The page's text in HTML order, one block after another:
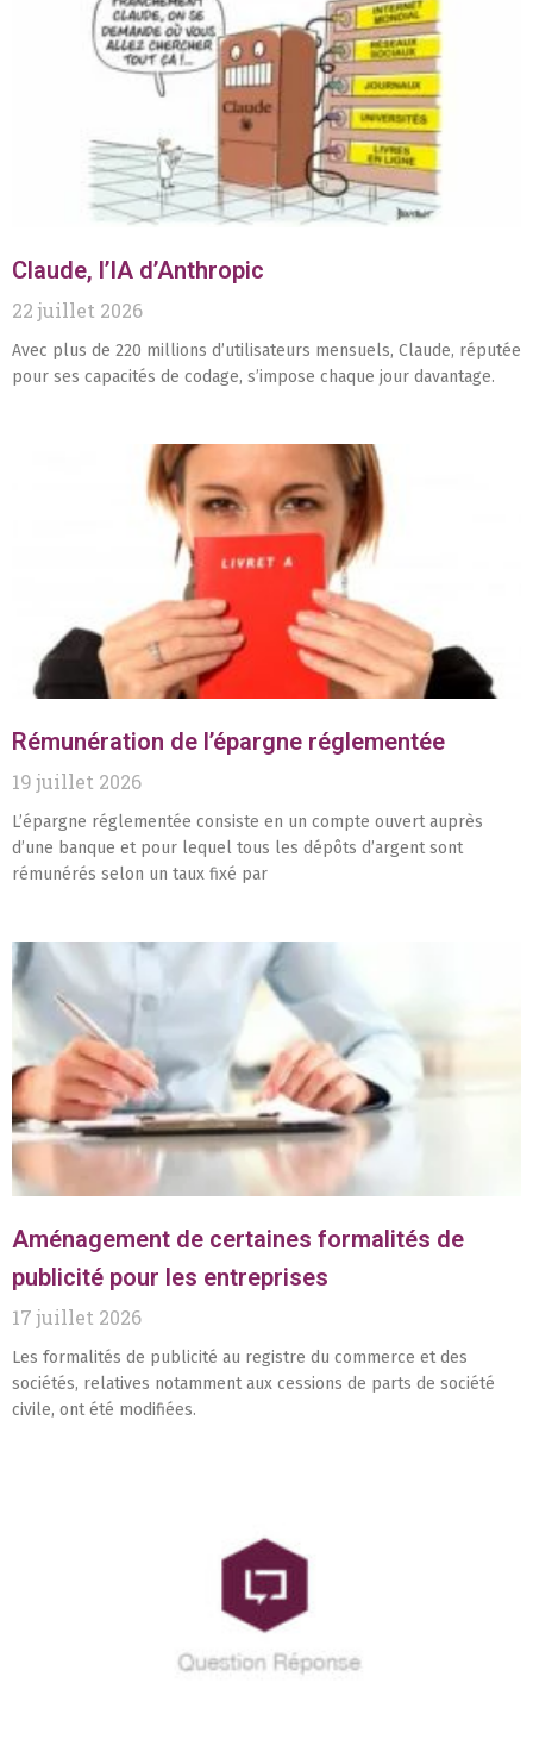
Claude, l’IA d’Anthropic
22 juillet 2026
Avec plus de 220 millions d’utilisateurs mensuels, Claude, réputée
pour ses capacités de codage, s’impose chaque jour davantage.
Rémunération de l’épargne réglementée
19 juillet 2026
L’épargne réglementée consiste en un compte ouvert auprès
d’une banque et pour lequel tous les dépôts d’argent sont
rémunérés selon un taux fixé par
Aménagement de certaines formalités de
publicité pour les entreprises
17 juillet 2026
Les formalités de publicité au registre du commerce et des
sociétés, relatives notamment aux cessions de parts de société
civile, ont été modifiées.